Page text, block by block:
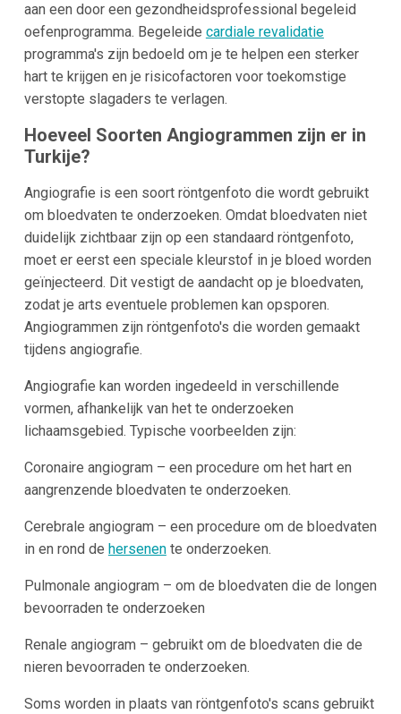
aan een door een gezondheidsprofessional begeleid
oefenprogramma. Begeleide cardiale revalidatie
programma's zijn bedoeld om je te helpen een sterker
hart te krijgen en je risicofactoren voor toekomstige
verstopte slagaders te verlagen.
Hoeveel Soorten Angiogrammen zijn er in
Turkije?
Angiografie is een soort röntgenfoto die wordt gebruikt
om bloedvaten te onderzoeken. Omdat bloedvaten niet
duidelijk zichtbaar zijn op een standaard röntgenfoto,
moet er eerst een speciale kleurstof in je bloed worden
geïnjecteerd. Dit vestigt de aandacht op je bloedvaten,
zodat je arts eventuele problemen kan opsporen.
Angiogrammen zijn röntgenfoto's die worden gemaakt
tijdens angiografie.
Angiografie kan worden ingedeeld in verschillende
vormen, afhankelijk van het te onderzoeken
lichaamsgebied. Typische voorbeelden zijn:
Coronaire angiogram – een procedure om het hart en
aangrenzende bloedvaten te onderzoeken.
Cerebrale angiogram – een procedure om de bloedvaten
in en rond de hersenente onderzoeken.
Pulmonale angiogram – om de bloedvaten die de longen
bevoorraden te onderzoeken
Renale angiogram – gebruikt om de bloedvaten die de
nieren bevoorraden te onderzoeken.
Soms worden in plaats van röntgenfoto's scans gebruikt